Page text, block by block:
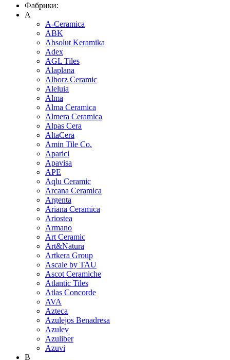
Фабрики:
A
A-Ceramica
ABK
Absolut Keramika
Adex
AGL Tiles
Alaplana
Alborz Ceramic
Aleluia
Alma
Alma Ceramica
Almera Ceramica
Alpas Cera
AltaCera
Amin Tile Co.
Aparici
Apavisa
APE
Aqlu Ceramic
Arcana Ceramica
Argenta
Ariana Ceramica
Ariostea
Armano
Art Ceramic
Art&Natura
Artkera Group
Ascale by TAU
Ascot Ceramiche
Atlantic Tiles
Atlas Concorde
AVA
Azteca
Azulejos Benadresa
Azulev
Azuliber
Azuvi
B